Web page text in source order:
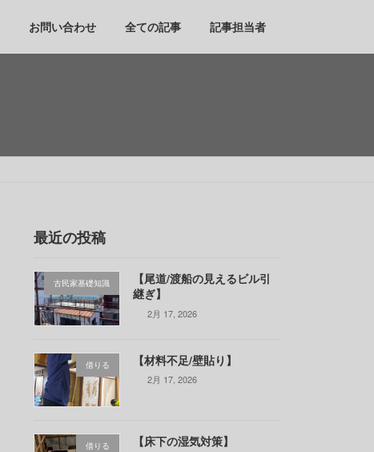
お問い合わせ 全ての記事 記事担当者
最近の投稿
古民家基礎知識
【尾道/渡船の見えるビル引
継ぎ】
2月 17, 2026
借りる 【材料不足/壁貼り】
2月 17, 2026
借りる 【床下の湿気対策】